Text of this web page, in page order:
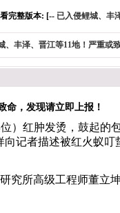
完整版本: [-- 已入侵鲤城、丰
、丰泽、晋江等11地！严重或
命，发现请立即上报！
）红肿发烫， 鼓起的
向记者描述被红火蚁叮
究所高级工程师董立